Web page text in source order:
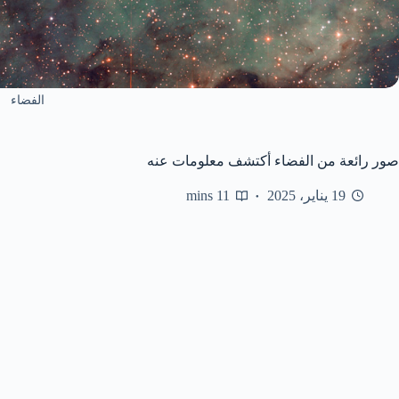
الفضاء
صور رائعة من الفضاء أكتشف معلومات عنه
19 يناير، 2025 11 mins